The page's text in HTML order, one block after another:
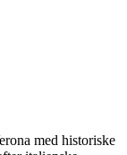
med historiske